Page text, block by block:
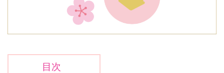
目次